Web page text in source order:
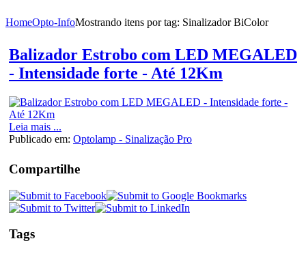
HomeOpto-InfoMostrando itens por tag: Sinalizador BiColor
Balizador Estrobo com LED MEGALED
- Intensidade forte - Até 12Km
Leia mais ...
Publicado em: Optolamp - Sinalização Pro
Compartilhe
Tags